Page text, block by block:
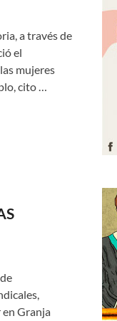
a través de
el
mujeres
cito …
Granja